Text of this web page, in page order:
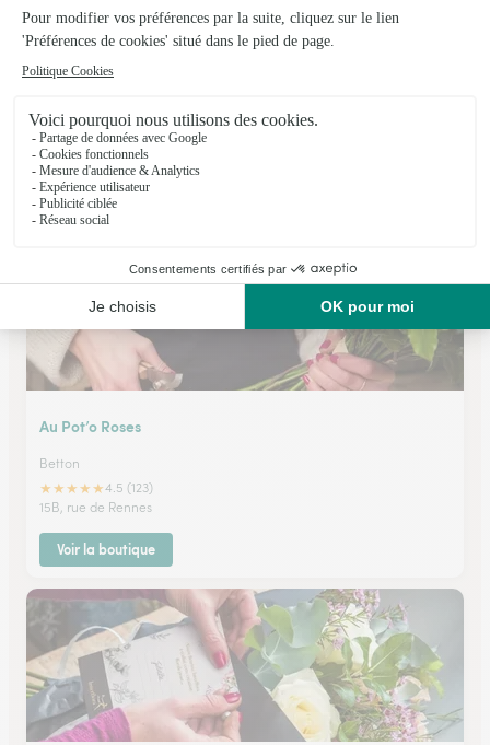
Le Monde des Fleurs
Liffre
★★★★★4.4 (71)
C.Cial le Vert Galant 98, rue de Rennes
Voir la boutique
Au Pot’o Roses
Betton
★★★★★4.5 (123)
15B, rue de Rennes
Voir la boutique